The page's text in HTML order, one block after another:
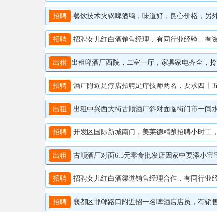
招聘 餐饮技术火锅啤酒鸭，味道好，良心价格，另
招聘 招聘女儿红白酒销售经理，有同行业经验、有
出租 出租啤酒厂西院，二室一厅，家具家电齐全，
招聘 酒厂附近足疗店招聘足疗技师两名，要求四十
出租 出租中兴西大街古顺酒厂斜对面临街门市一间
招聘 开发区国际新城南门，美莱德精酿招聘小时工
出租 古顺酒厂对面6.5元零食批发店因家中要添小宝
招聘 招聘女儿红白酒渠道销售经理合作，有同行业
招聘 襄都区邯郸路口附近招一名啤酒店店员，有销